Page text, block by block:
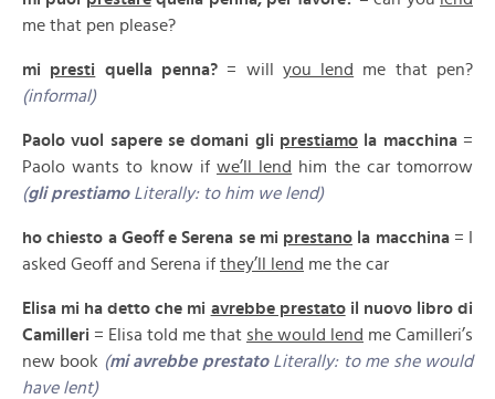
me that pen please?
mi presti quella penna?= will you lend
me that pen?
(informal)
Paolo vuol sapere se domani gli prestiamo la macchina=
Paolo wants to know if we’ll lend
him the car tomorrow
(gli prestiamoLiterally: to him we lend)
ho chiesto a Geoff e Serena se mi prestano la macchina= I
asked Geoff and Serena if they’ll lend me the car
Elisa mi ha detto che mi avrebbe prestatoil nuovo libro di
Camilleri = Elisa told me that she would lend me Camilleri’s
new book (mi avrebbe prestatoLiterally: to me she would
have lent)